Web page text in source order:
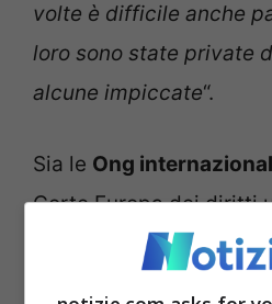
volte è difficile anche
loro sono state private
alcune impiccate“.
Sia le Ong
Corte Europa dei diritti
disponibili per dare una